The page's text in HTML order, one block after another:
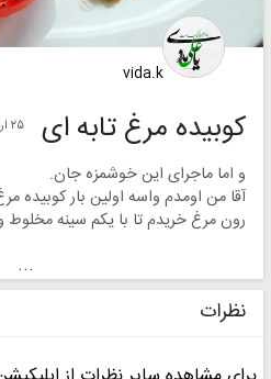
vida.k
کوبیده مرغ تابه ای ۲۵ اردیبهشت ۹۹
و اما ماجرای این خوشمزه جان.
آقا من اومدم واسه اولین بار کوبیده
رون مرغ خریدم تا با یکم سینه
واسه شب. برای ظهر دمی گوجه درست
استوریها خراب بود. خلاصه داشتم
...
نظرات